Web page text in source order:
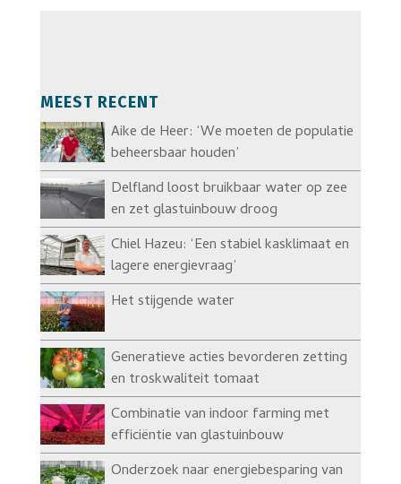
MEEST RECENT
Aike de Heer: ‘We moeten de populatie
beheersbaar houden’
Delfland loost bruikbaar water op zee
en zet glastuinbouw droog
Chiel Hazeu: ‘Een stabiel kasklimaat en
lagere energievraag’
Het stijgende water
Generatieve acties bevorderen zetting
en troskwaliteit tomaat
Combinatie van indoor farming met
efficiëntie van glastuinbouw
Onderzoek naar energiebesparing van